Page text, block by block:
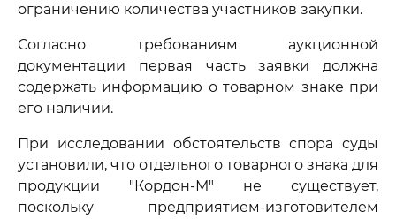
ограничению количества участников закупки.
Согласно требованиям аукционной
документации первая часть заявки должна
содержать информацию о товарном знаке при
его наличии.
При исследовании обстоятельств спора суды
установили, что отдельного товарного знака для
продукции "Кордон-М" не существует,
поскольку предприятием-изготовителем